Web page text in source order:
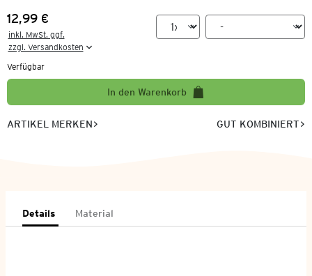
Preis:
12,99 €
inkl. MwSt. ggf.
zzgl. Versandkosten
Verfügbar
In den Warenkorb
ARTIKEL MERKEN GUT KOMBINIERT
Details Material